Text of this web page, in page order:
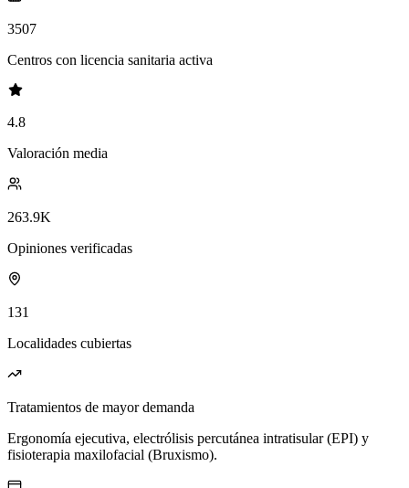
3507
Centros con licencia sanitaria activa
4.8
Valoración media
263.9K
Opiniones verificadas
131
Localidades cubiertas
Tratamientos de mayor demanda
Ergonomía ejecutiva, electrólisis percutánea intratisular (EPI) y
fisioterapia maxilofacial (Bruxismo).